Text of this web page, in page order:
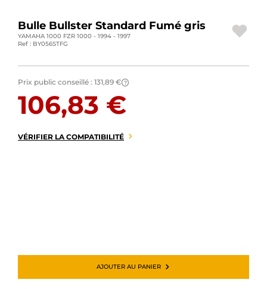
FR | EUR € — MODIFIER
CONSEILS
NOUS CONTACTER
Bulle Bullster Standard Fumé gris
YAMAHA 1000 FZR 1000 - 1994 - 1997
Ref : BY056STFG
Prix public conseillé : 131,89 € ?
106,83 €
VÉRIFIER LA COMPATIBILITÉ
AJOUTER AU PANIER